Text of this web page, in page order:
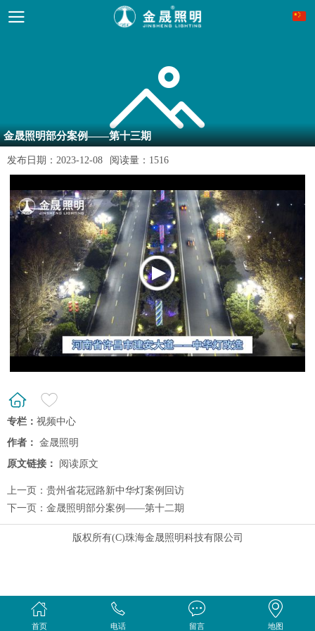
金晟照明部分案例——第十三期
发布日期： 2023-12-08 阅读量： 1516
专栏： 视频中心
作者： 金晟照明
原文链接：
阅读原文
上一页： 贵州省花冠路新中华灯案例回访
下一页： 金晟照明部分案例——第十二期
版权所有(C)珠海金晟照明科技有限公司
首页 电话 留言 地图